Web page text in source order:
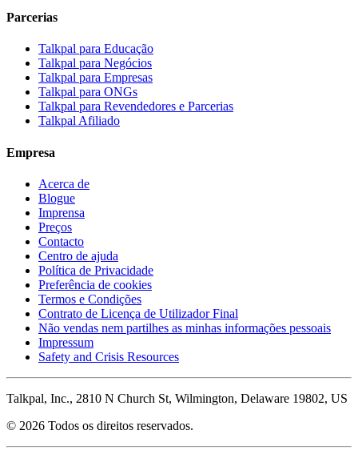
Parcerias
Talkpal para Educação
Talkpal para Negócios
Talkpal para Empresas
Talkpal para ONGs
Talkpal para Revendedores e Parcerias
Talkpal Afiliado
Empresa
Acerca de
Blogue
Imprensa
Preços
Contacto
Centro de ajuda
Política de Privacidade
Preferência de cookies
Termos e Condições
Contrato de Licença de Utilizador Final
Não vendas nem partilhes as minhas informações pessoais
Impressum
Safety and Crisis Resources
Talkpal, Inc., 2810 N Church St, Wilmington, Delaware 19802, US
© 2026 Todos os direitos reservados.